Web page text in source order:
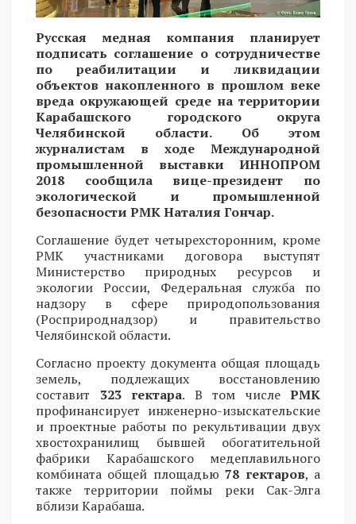
Русская медная компания планирует
подписать соглашение о сотрудничестве
по реабилитации и ликвидации
объектов накопленного в прошлом веке
вреда окружающей среде на территории
Карабашского городского округа
Челябинской области. Об этом
журналистам в ходе Международной
промышленной выставки ИННОПРОМ
2018 сообщила вице-президент по
экологической и промышленной
безопасности РМК Наталия Гончар.
Соглашение будет четырехсторонним, кроме
РМК участниками договора выступят
Министерство природных ресурсов и
экологии России, Федеральная служба по
надзору в сфере природопользования
(Росприроднадзор) и правительство
Челябинской области.
Согласно проекту документа общая площадь
земель, подлежащих восстановлению
составит 323 гектара. В том числе РМК
профинансирует инженерно-изыскательские
и проектные работы по рекультивации двух
хвостохранилищ бывшей обогатительной
фабрики Карабашского медеплавильного
комбината общей площадью78 гектаров, а
также территории поймы реки Сак-Элга
вблизи Карабаша.